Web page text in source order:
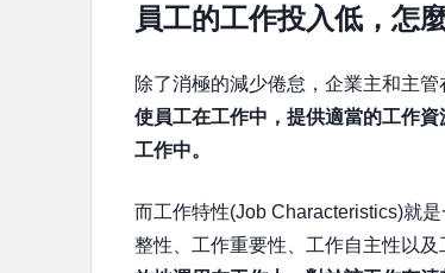
員工的工作投入低，怎
除了消極的減少倦怠，企業主和主
使員工在工作中，提供適當的工作
工作中。
而工作特性(Job Characteristics)就
整性、工作重要性、工作自主性以